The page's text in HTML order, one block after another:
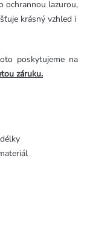
ochrannou lazurou,
krásný vzhled i
poskytujeme na
záruku.